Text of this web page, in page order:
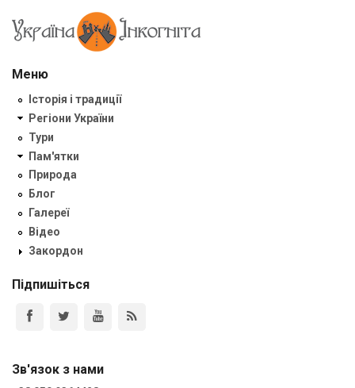
Меню
Історія і традиції
Регіони України
Тури
Пам'ятки
Природа
Блог
Галереї
Відео
Закордон
Підпишіться
Зв'язок з нами